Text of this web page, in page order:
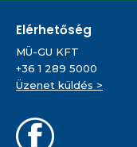
Elérhetőség
MÜ-GU KFT
+36 1 289 5000
Üzenet küldés >